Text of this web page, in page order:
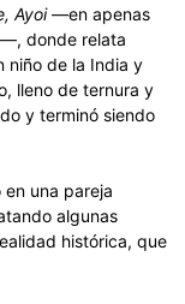
Ayoi—en apenas
donde relata
niño de la India y
lleno de ternura y
y terminó siendo
una pareja
algunas
histórica, que